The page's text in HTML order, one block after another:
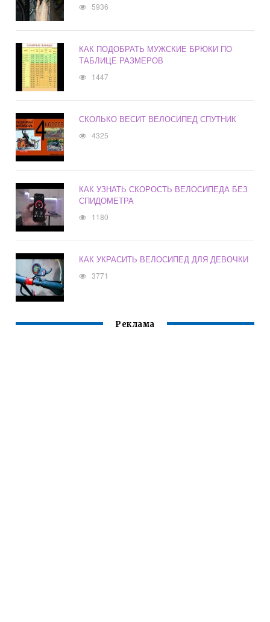
5936
КАК ПОДОБРАТЬ МУЖСКИЕ БРЮКИ ПО
ТАБЛИЦЕ РАЗМЕРОВ
1447
СКОЛЬКО ВЕСИТ ВЕЛОСИПЕД СПУТНИК
4325
КАК УЗНАТЬ СКОРОСТЬ ВЕЛОСИПЕДА БЕЗ
СПИДОМЕТРА
1180
КАК УКРАСИТЬ ВЕЛОСИПЕД ДЛЯ ДЕВОЧКИ
3771
Реклама